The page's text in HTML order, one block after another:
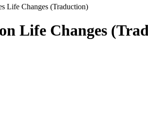
Life Changes (Traduction)
Life Changes